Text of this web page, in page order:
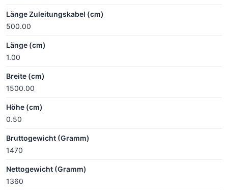
Länge Zuleitungskabel (cm)
500.00
Länge (cm)
1.00
Breite (cm)
1500.00
Höhe (cm)
0.50
Bruttogewicht (Gramm)
1470
Nettogewicht (Gramm)
1360